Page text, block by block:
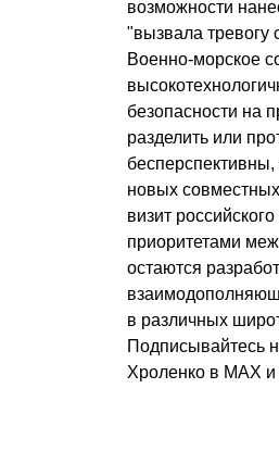
возможности
"вызвала тревогу
Военно-морское
безопасности на
разделить или
новых
визит
приоритетами
остаются
в различных
Подписывайтесь
Хроленко в MAX